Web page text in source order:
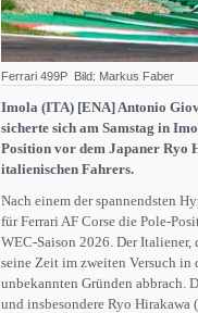
Ferrari 499P Bild: Markus Faber
Imola (ITA) [ENA] Antonio
sicherte sich am Samstag in
Position vor dem Japaner Ryo
italienischen Fahrers.
Nach einem der spannendsten
für Ferrari AF Corse die Pole-
WEC-Saison 2026. Der Italiener,
seine Zeit im zweiten Versuch in
unbekannten Gründen abbrach.
und insbesondere Ryo